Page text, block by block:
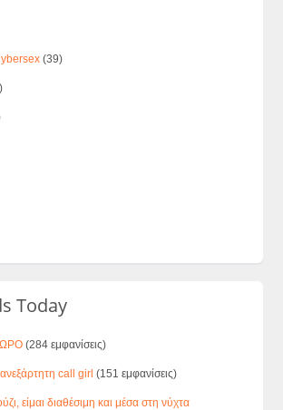
(39)
Today
(284 εμφανίσεις)
call girl (151 εμφανίσεις)
είμαι διαθέσιμη και μέσα στη νύχτα